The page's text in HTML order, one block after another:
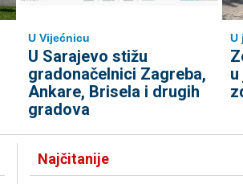
U Vijećnicu
U Sarajevo stižu
gradonačelnici Zagreba,
Ankare, Brisela i drugih
gradova
U
Najčitanije